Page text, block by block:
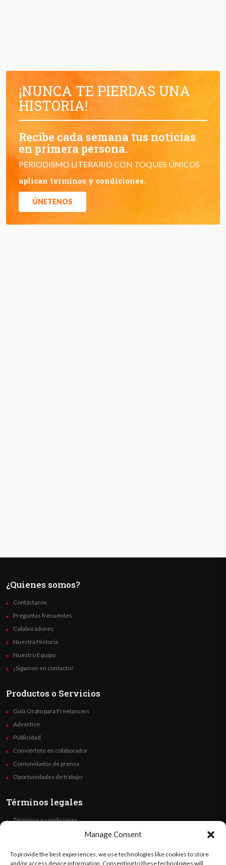
Manage Consent
To provide the best experiences, we use technologies like cookies to store
and/or access device information. Consenting to these technologies will
¡NUNCA TE PIERDAS UNA
HISTORIA!
Recibe cada semana tus noticias
en primera persona.
PERIODISMO LITERARIO CON TOQUES ÚNICOS
aplican terminos y condiciones.
ÚNETENOS
¿Quienes somos?
Contáctanos
Preguntas frecuentes
Colaboradores
Nuestra Historia
Nuestro Equipo
¡Sigamos en contacto!
Productos o Servicios
Guía Orato para Freelancers
Advertise
Publicidad
Conviértete en colaborador
Comunidados de prensa
Oportunidades de trabajo
Términos legales
Términos y condiciones
Code of Ethics